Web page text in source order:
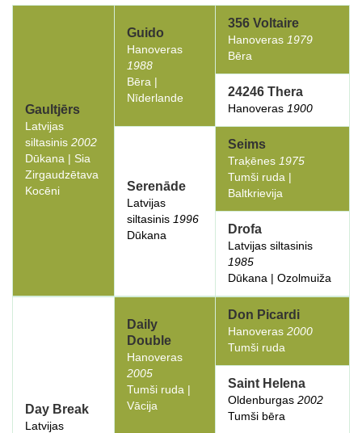
Gaultjērs
Latvijas
siltasinis 2002
Dūkana | Sia
Zirgaudzētava
Kocēni
Guido
Hanoveras
1988
Bēra |
Nīderlande
356 Voltaire
Hanoveras 1979
Bēra
24246 Thera
Hanoveras 1900
Serenāde
Latvijas
siltasinis 1996
Dūkana
Seims
Traķēnes 1975
Tumši ruda |
Baltkrievija
Drofa
Latvijas siltasinis
1985
Dūkana | Ozolmuiža
Day Break
Latvijas
Daily
Double
Hanoveras
2005
Tumši ruda |
Vācija
Don Picardi
Hanoveras 2000
Tumši ruda
Saint Helena
Oldenburgas 2002
Tumši bēra